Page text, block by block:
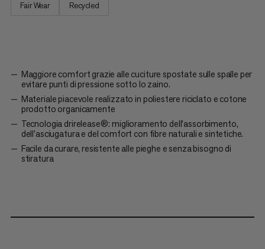
Fair Wear
Recycled
Maggiore comfort grazie alle cuciture spostate sulle spalle per
evitare punti di pressione sotto lo zaino.
Materiale piacevole realizzato in poliestere riciclato e cotone
prodotto organicamente
Tecnologia drirelease®: miglioramento dell'assorbimento,
dell'asciugatura e del comfort con fibre naturali e sintetiche.
Facile da curare, resistente alle pieghe e senza bisogno di
stiratura